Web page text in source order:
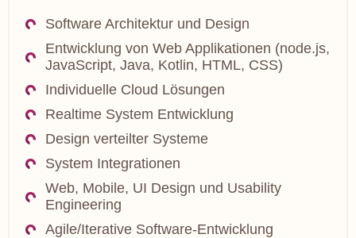
Software Architektur und Design
Entwicklung von Web Applikationen (node.js,
JavaScript, Java, Kotlin, HTML, CSS)
Individuelle Cloud Lösungen
Realtime System Entwicklung
Design verteilter Systeme
System Integrationen
Web, Mobile, UI Design und Usability
Engineering
Agile/Iterative Software-Entwicklung